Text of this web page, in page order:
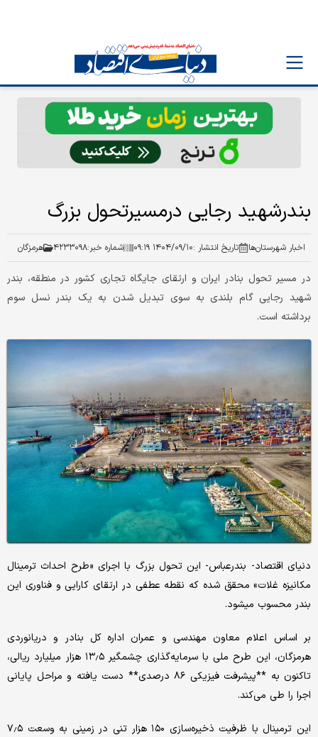
بندرشهید رجایی درمسیرتحول بزرگ
اخبار شهرستان‌ها تاریخ انتشار :۱۴۰۴/۰۹/۱۰ ۰۹:۱۹ شماره خبر:۴۲۳۳۰۹۸ هرمزگان
در مسیر تحول بنادر ایران و ارتقای جایگاه تجاری کشور در منطقه، بندر
شهید رجایی گام بلندی به سوی تبدیل شدن به یک بندر نسل سوم
برداشته است.
دنیای اقتصاد- بندرعباس- این تحول بزرگ با اجرای «طرح احداث ترمینال
مکانیزه غلات» محقق شده که نقطه عطفی در ارتقای کارایی و فناوری این
بندر محسوب میشود.
بر اساس اعلام معاون مهندسی و عمران اداره کل بنادر و دریانوردی
هرمزگان، این طرح ملی با سرمایه‌گذاری چشمگیر ۱۳٫۵ هزار میلیارد ریالی،
تاکنون به **پیشرفت فیزیکی ۸۶ درصدی** دست یافته و مراحل پایانی
اجرا را طی می‌کند.
این ترمینال با ظرفیت ذخیره‌سازی ۱۵۰ هزار تنی در زمینی به وسعت ۷٫۵